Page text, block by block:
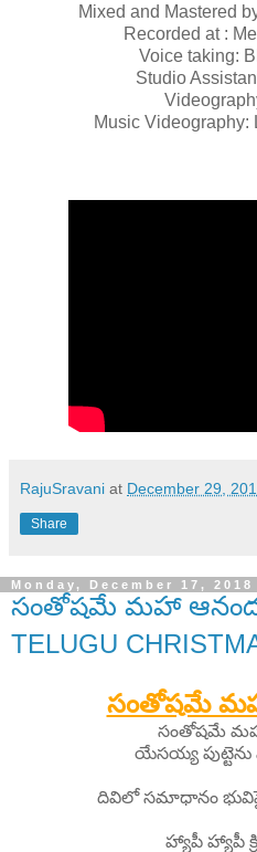
Mixed and Mastered
Recorded at :
Voice taking:
Studio
Music Videography:
RajuSravani at December 29,
Share
Monday, December 17, 2018
సంతోషమే మహా
TELUGU
సంతోషమే
సంతోషమే
యేసయ్య
దివిలో సమాధానం భువిపై
హ్యాపీ హ్యాపీ